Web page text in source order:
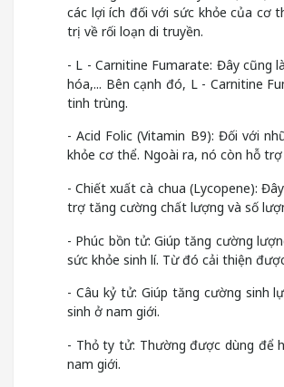
các lợi ích đối với sức khỏe của cơ
trị về rối loạn di truyền.
- L - Carnitine Fumarate: Đây cũng
hóa,... Bên cạnh đó, L - Carnitine
tinh trùng.
- Acid Folic (Vitamin B9): Đối với
khỏe cơ thể. Ngoài ra, nó còn hỗ
- Chiết xuất cà chua (Lycopene):
trợ tăng cường chất lượng và số
- Phúc bồn tử: Giúp tăng cường
sức khỏe sinh lí. Từ đó cải thiện
- Câu kỷ tử: Giúp tăng cường sinh
sinh ở nam giới.
- Thỏ ty tử: Thường được dùng để
nam giới.